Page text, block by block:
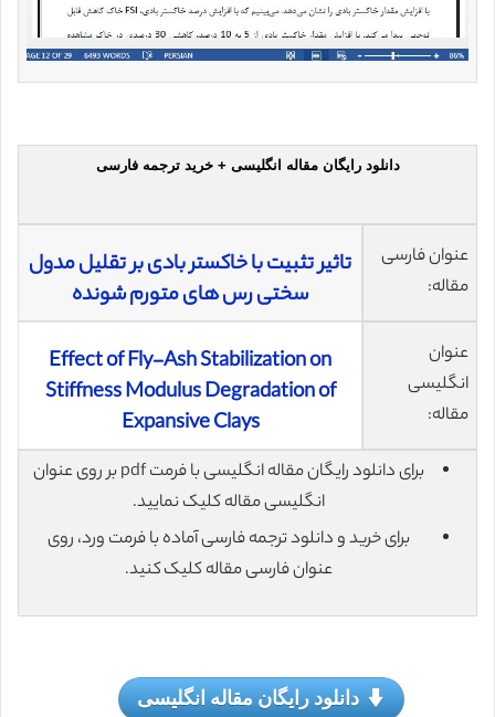
دانلود رایگان مقاله انگلیسی + خرید ترجمه فارسی
عنوان فارسی
مقاله:
تاثیر تثبیت با خاکستر بادی بر تقلیل مدول
سختی رس های متورم شونده
عنوان
انگلیسی
مقاله:
Effect of Fly-Ash Stabilization on
Stiffness Modulus Degradation of
Expansive Clays
برای دانلود رایگان مقاله انگلیسی با فرمت pdf بر روی عنوان
انگلیسی مقاله کلیک نمایید.
برای خرید و دانلود ترجمه فارسی آماده با فرمت ورد، روی
عنوان فارسی مقاله کلیک کنید.
دانلود رایگان مقاله انگلیسی